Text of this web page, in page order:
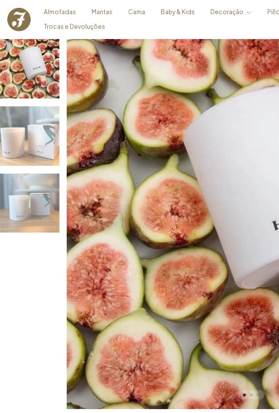
Almofadas Mantas Cama Baby & Kids Decoração
Trocas e Devoluções